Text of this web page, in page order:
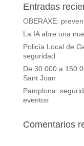
Entradas
OBERAXE:
La IA abre una
Policía Local de
seguridad
De 30.000 a
Sant Joan
Pamplona:
eventos
Comentarios